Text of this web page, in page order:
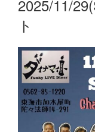
日:
2025/11/
ト